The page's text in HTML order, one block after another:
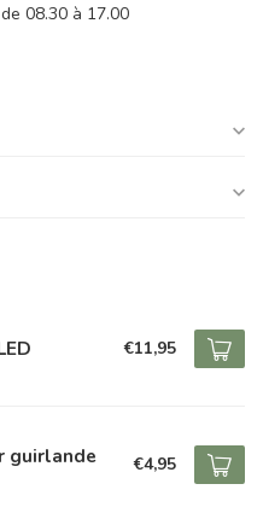
08.30 à 17.00
€11,95
guirlande €4,95